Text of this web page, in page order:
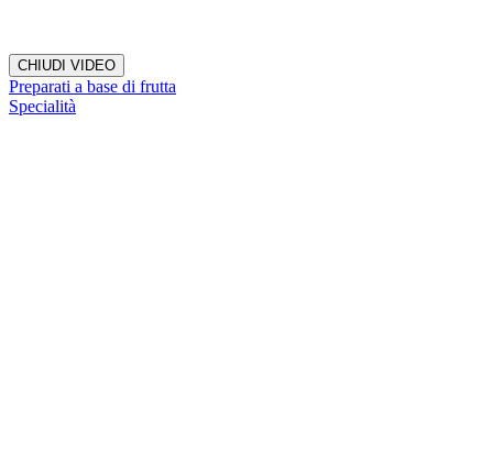
CHIUDI VIDEO
Preparati a base di frutta
Specialità